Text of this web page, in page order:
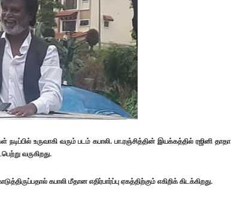
உருவாகி வரும் படம் கபாலி. பா.ரஞ்சித்தின் இயக்கத்தில் ரஜினி தாதா
வருகிறது.
கபாலி மீதான எதிர்பார்ப்பு ஏகத்திற்கும் எகிறிக் கிடக்கிறது.